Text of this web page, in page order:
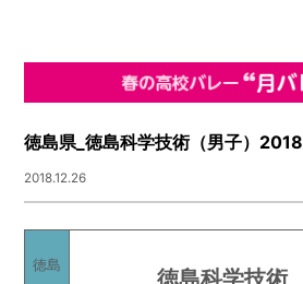
徳島県_徳島科学技術（男子）2018
2018.12.26
徳島
徳島科学技術